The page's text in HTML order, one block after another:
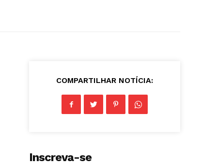
COMPARTILHAR NOTÍCIA:
Inscreva-se